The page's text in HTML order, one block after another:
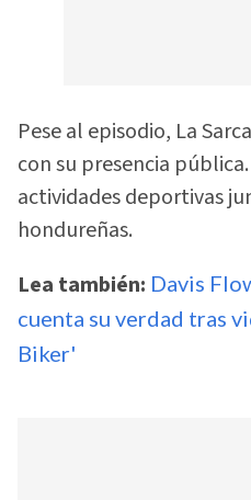
Pese al episodio, La
con su presencia
actividades deportivas
hondureñas.
Lea también: Davis
cuenta su verdad tras
Biker'